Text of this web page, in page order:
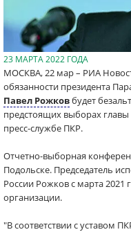
23 МАРТА 2022 ГОДА
МОСКВА, 22 мар – РИА
обязанности президента
Павел Рожковбудет
предстоящих выборах
пресс-службе ПКР.
Отчетно-выборная
Подольске. Председатель
России Рожков с марта 2021
организации.
"В соответствии с уставом